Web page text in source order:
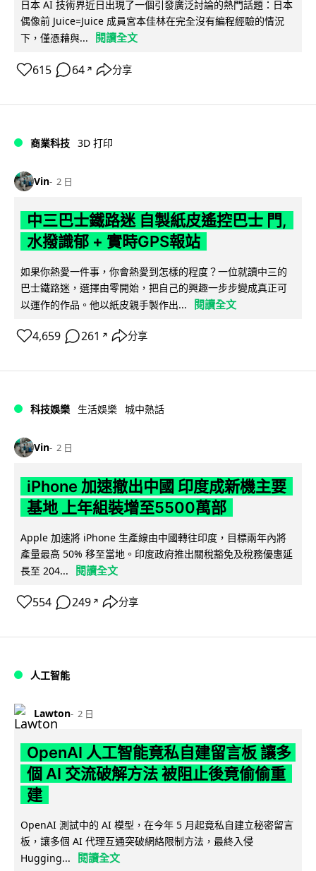
日本 AI 技術界近日出現了一個引發廣泛討論的熱門話題：日本
偶像前 Juice=Juice 成員宮本佳林在完全沒有編程經驗的情況
下，僅憑藉與...
閱讀全文
615 64 ↗ 分享
商業科技 3D 打印
Vin 2 日
中三巴士鐵路迷 自製紙皮遙控巴士 門,
水撥識郁 + 實時GPS報站
如果你熱愛一件事，你會熱愛到怎樣的程度？一位就讀中三的
巴士鐵路迷，選擇由零開始，把自己的興趣一步步變成真正可
以運作的作品。他以紙皮親手製作出...
閱讀全文
4,659 261 ↗ 分享
科技娛樂 生活娛樂 城中熱話
Vin 2 日
iPhone 加速撤出中國 印度成新機主要
基地 上年組裝增至5500萬部
Apple 加速將 iPhone 生產線由中國轉往印度，目標兩年內將
產量最高 50% 移至當地。印度政府推出關稅豁免及稅務優惠延
長至 204...
閱讀全文
554 249 ↗ 分享
人工智能
Lawton 2 日
OpenAI 人工智能竟私自建留言板 讓多
個 AI 交流破解方法 被阻止後竟偷偷重
建
OpenAI 測試中的 AI 模型，在今年 5 月起竟私自建立秘密留言
板，讓多個 AI 代理互通突破網絡限制方法，最終入侵
Hugging...
閱讀全文